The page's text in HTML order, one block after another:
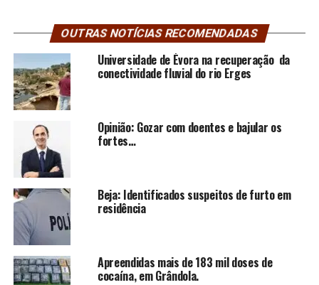
OUTRAS NOTÍCIAS RECOMENDADAS
Universidade de Évora na recuperação da
conectividade fluvial do rio Erges
Opinião: Gozar com doentes e bajular os
fortes…
Beja: Identificados suspeitos de furto em
residência
Apreendidas mais de 183 mil doses de
cocaína, em Grândola.